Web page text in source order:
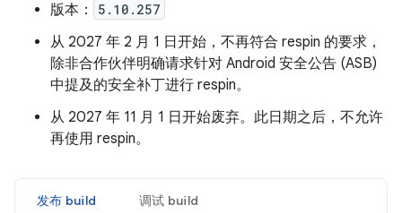
版本：
5.10.257
从 2027 年 2 月 1 日开始，不再符合 respin 的要求，
除非合作伙伴明确请求针对 Android 安全公告 (ASB)
中提及的安全补丁进行 respin。
从 2027 年 11 月 1 日开始废弃。此日期之后，不允许
再使用 respin。
发布 build 调试 build